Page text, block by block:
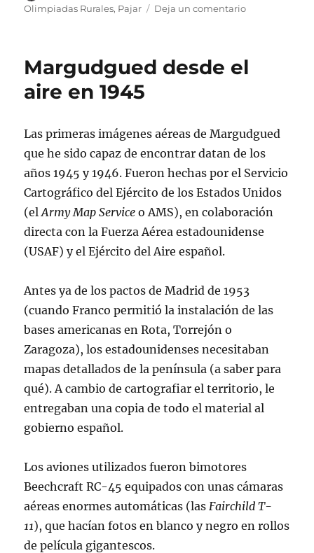
el
Olimpiadas Rurales, Pajar Deja un comentarioen
Margudgued desde el
aire en 1945
Las primeras imágenes aéreas de Margudgued
que he sido capaz de encontrar datan de los
años 1945 y 1946. Fueron hechas por el Servicio
Cartográfico del Ejército de los Estados Unidos
(elArmy Map Service o AMS), en colaboración
directa con la Fuerza Aérea estadounidense
(USAF) y el Ejército del Aire español.
Antes ya de los pactos de Madrid de 1953
(cuando Franco permitió la instalación de las
bases americanas en Rota, Torrejón o
Zaragoza), los estadounidenses necesitaban
mapas detallados de la península (a saber para
qué). A cambio de cartografiar el territorio, le
entregaban una copia de todo el material al
gobierno español.
Los aviones utilizados fueron bimotores
Beechcraft RC-45 equipados con unas cámaras
aéreas enormes automáticas (las Fairchild T-
11), que hacían fotos en blanco y negro en rollos
de película gigantescos.